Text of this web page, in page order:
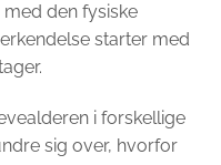
den fysiske
starter med
i forskellige
sig over, hvorfor